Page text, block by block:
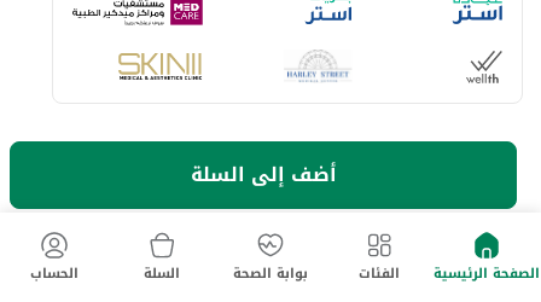
أضف إلى السلة خيارات الدفع المتاحة
لا تفوت آخر العروض والخصومات
حمل تطبيق ماي أستر الآن
الصفحة الرئيسية الفئات بوابة الصحة السلة الحساب